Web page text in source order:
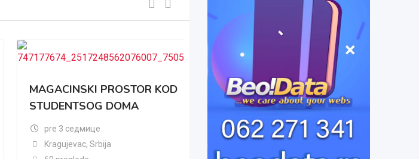
MAGACINSKI PROSTOR KOD
STUDENTSOG DOMA
pre 3 седмице
Kragujevac, Srbija
Izdajem lokal
pre 1 месец
Kragujevac,Srbija
58 pregleda
200€ mesečno